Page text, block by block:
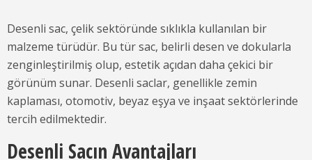
Desenli sac, çelik sektöründe sıklıkla kullanılan bir
malzeme türüdür. Bu tür sac, belirli desen ve dokularla
zenginleştirilmiş olup, estetik açıdan daha çekici bir
görünüm sunar. Desenli saclar, genellikle zemin
kaplaması, otomotiv, beyaz eşya ve inşaat sektörlerinde
tercih edilmektedir.
Desenli Sacın Avantajları